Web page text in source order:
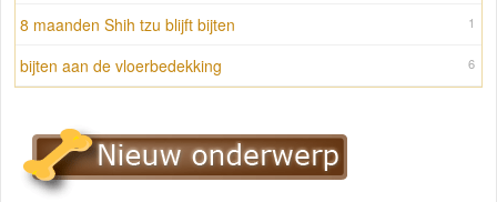
1
8 maanden Shih tzu blijft bijten
6
bijten aan de vloerbedekking